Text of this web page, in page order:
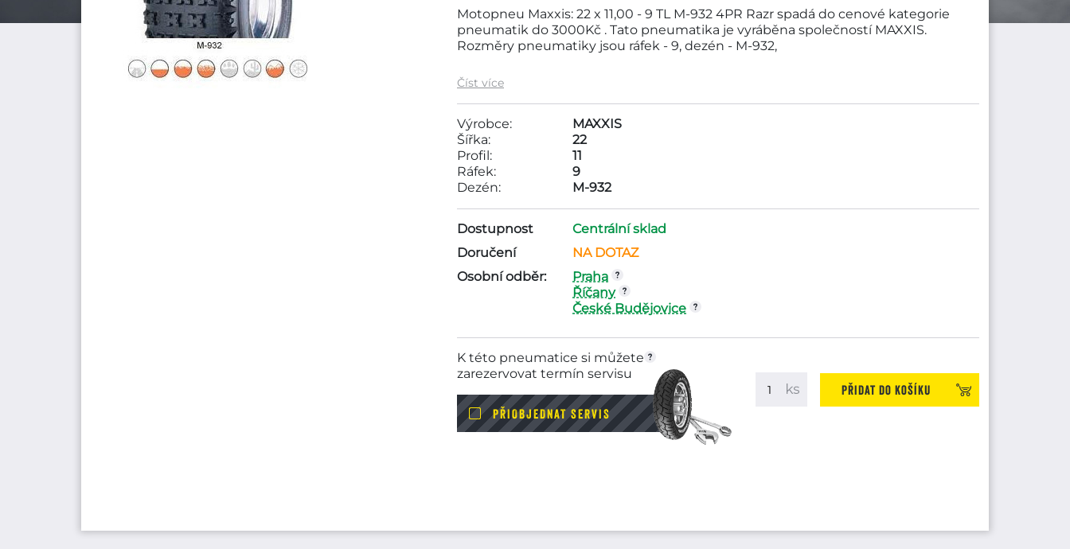
Motopneu Maxxis: 22 x 11,00 - 9 TL M-932 4PR Razr spadá do cenové kategorie
pneumatik do 3000Kč . Tato pneumatika je vyráběna společností MAXXIS.
Rozměry pneumatiky jsou ráfek - 9, dezén - M-932,
Číst více
Výrobce:
MAXXIS
Šířka:
22
Profil:
11
Ráfek:
9
Dezén:
M-932
Dostupnost
Centrální sklad
Doručení
NA DOTAZ
Osobní odběr:
Praha
Říčany
České Budějovice
K této pneumatice si můžete
zarezervovat termín servisu
PŘIOBJEDNAT SERVIS
Přidat do košíku